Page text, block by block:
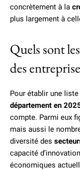
concrètement à la
plus largement à
Quels sont
des
Pour établir une
département en
compte. Parmi eux
mais aussi le
diversité des
capacité
économiques